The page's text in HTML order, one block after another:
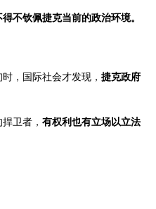
不钦佩捷克当前的政治环境。
，国际社会才发现， 捷克政府
卫者， 有权利也有立场以立法